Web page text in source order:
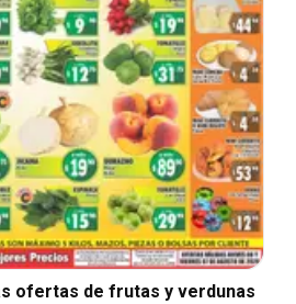
ofertas de frutas y verdunas